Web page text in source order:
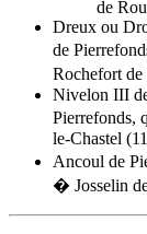
de
Dreux ou
de
Rochefort
Nivelon III
le-Chastel
Ancoul de
� Josselin